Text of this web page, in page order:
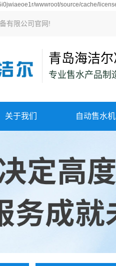
wwwroot/source/cache/
有限公司官网!
青岛海洁
专业售水产品制
关于我们
企业风采
荣誉资质
自动售水机